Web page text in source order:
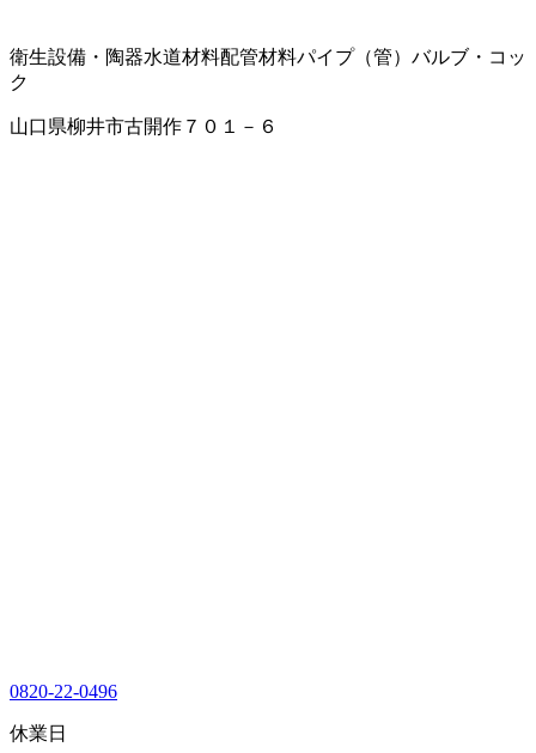
衛生設備・陶器水道材料配管材料パイプ（管） バルブ・コッ
ク
山口県柳井市古開作７０１－６
0820-22-0496
休業日